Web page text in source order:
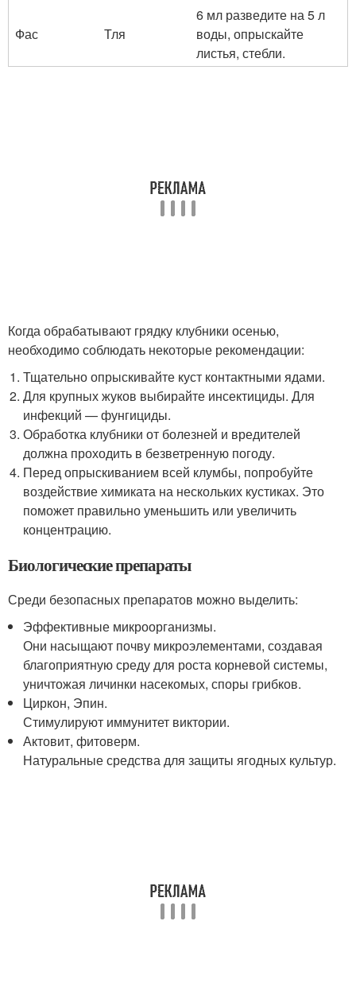
Фас Тля
6 мл разведите на 5 л
воды, опрыскайте
листья, стебли.
Когда обрабатывают грядку клубники осенью,
необходимо соблюдать некоторые рекомендации:
Тщательно опрыскивайте куст контактными ядами.
Для крупных жуков выбирайте инсектициды. Для
инфекций — фунгициды.
Обработка клубники от болезней и вредителей
должна проходить в безветренную погоду.
Перед опрыскиванием всей клумбы, попробуйте
воздействие химиката на нескольких кустиках. Это
поможет правильно уменьшить или увеличить
концентрацию.
Биологические препараты
Среди безопасных препаратов можно выделить:
Эффективные микроорганизмы.
Они насыщают почву микроэлементами, создавая
благоприятную среду для роста корневой системы,
уничтожая личинки насекомых, споры грибков.
Циркон, Эпин.
Стимулируют иммунитет виктории.
Актовит, фитоверм.
Натуральные средства для защиты ягодных культур.